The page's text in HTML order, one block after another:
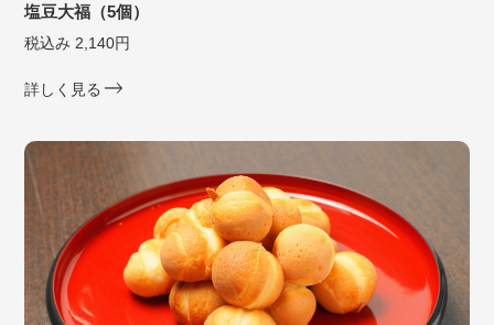
塩豆大福（5個）
税込み 2,140円
詳しく見る